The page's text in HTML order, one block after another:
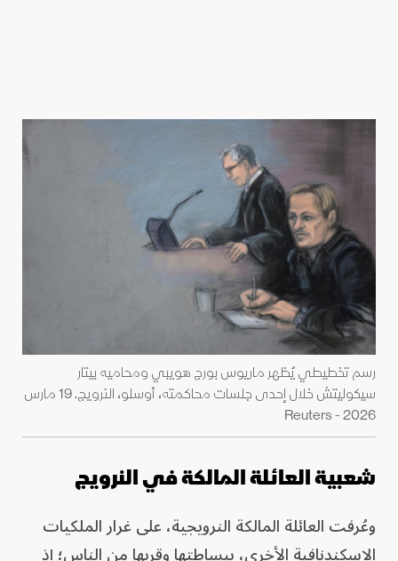
رسم تخطيطي يُظهر ماريوس بورج هويبي ومحاميه بيتار
سيكوليتش خلال إحدى جلسات محاكمته، أوسلو، النرويج. 19 مارس
2026 - Reuters
شعبية العائلة المالكة في النرويج
وعُرفت العائلة المالكة النرويجية، على غرار الملكيات